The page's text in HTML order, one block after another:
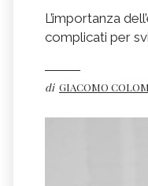
L’importanza
complicati per
di GIACOMO